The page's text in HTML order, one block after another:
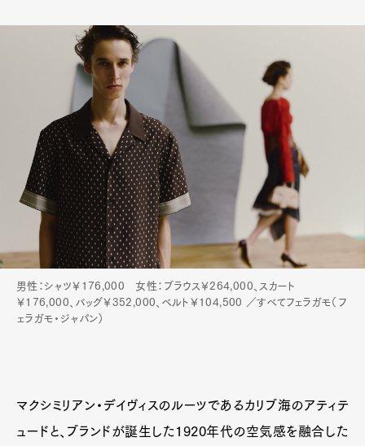
男性：シャツ￥176,000 女性：ブラウス￥264,000、スカート
￥176,000、バッグ￥352,000、ベルト￥104,500 ／すべてフェラガモ（フ
ェラガモ・ジャパン）
マクシミリアン・デイヴィスのルーツであるカリブ海のアティテ
ュードと、ブランドが誕生した1920年代の空気感を融合した